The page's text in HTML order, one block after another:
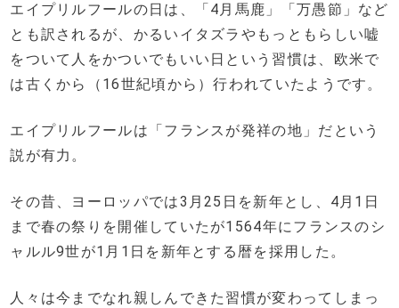
エイプリルフールの日は、「4月馬鹿」「万愚節」など
とも訳されるが、かるいイタズラやもっともらしい嘘
をついて人をかついでもいい日という習慣は、欧米で
は古くから（16世紀頃から）行われていたようです。
エイプリルフールは「フランスが発祥の地」だという
説が有力。
その昔、ヨーロッパでは3月25日を新年とし、4月1日
まで春の祭りを開催していたが1564年にフランスのシ
ャルル9世が1月1日を新年とする暦を採用した。
人々は今までなれ親しんできた習慣が変わってしまっ